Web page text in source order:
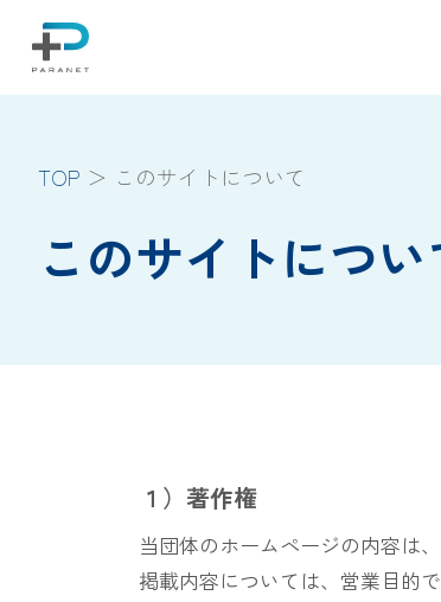
TOP このサイトについて
このサイトについ
１）著作権
当団体のホームページの内容は
掲載内容については、営業目的